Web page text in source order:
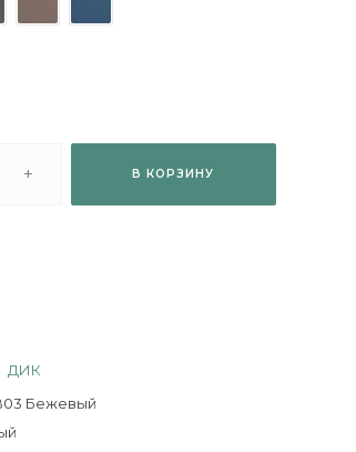
+ В КОРЗИНУ
ДИК
Бежевый